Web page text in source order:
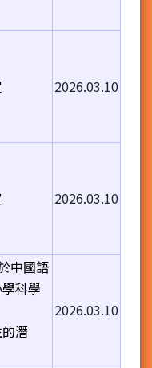
2026.03.10
2026.03.10
中國語
科學
潛
2026.03.10